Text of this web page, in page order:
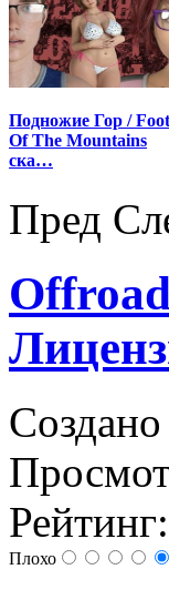
Подножие Гор / Foot
Of The Mountains
ска…
Пред
Рейтинг:
Плохо